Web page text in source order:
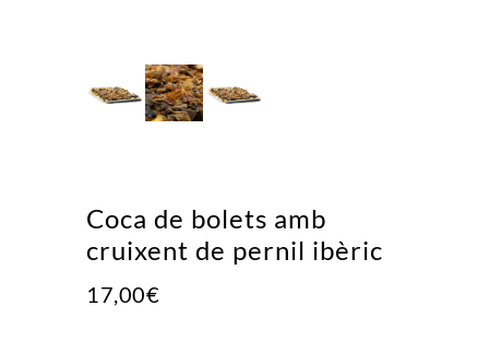
Coca de bolets amb
cruixent de pernil ibèric
17,00€